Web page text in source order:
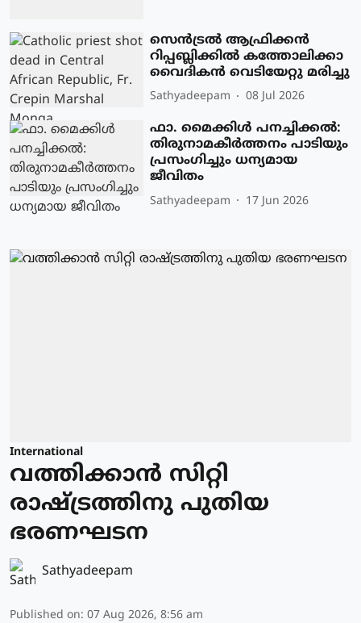
സെന്‍ട്രല്‍ ആഫ്രിക്കന്‍
റിപ്പബ്ലിക്കില്‍ കത്തോലിക്കാ
വൈദികന്‍ വെടിയേറ്റു മരിച്ചു
Sathyadeepam 08 Jul 2026
ഫാ. മൈക്കിള്‍ പനച്ചിക്കല്‍:
തിരുനാമകീര്‍ത്തനം പാടിയും
പ്രസംഗിച്ചും ധന്യമായ
ജീവിതം
Sathyadeepam 17 Jun 2026
International
വത്തിക്കാന്‍ സിറ്റി
രാഷ്ട്രത്തിനു പുതിയ
ഭരണഘടന
Sathyadeepam
Published on: 07 Aug 2026, 8:56 am